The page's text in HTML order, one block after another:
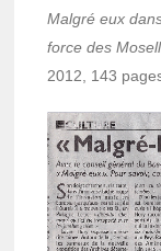
Malgré eux
force des
2012, 143